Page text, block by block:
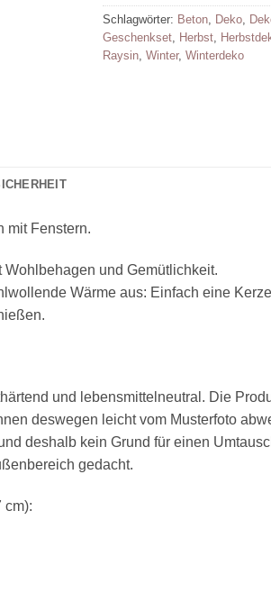
Schlagwörter: Beton, Deko,
Geschenkset, Herbst,
Raysin, Winter, Winterdeko
mit Fenstern.
und Gemütlichkeit.
Wärme aus: Einfach eine
und lebensmittelneutral. Die
deswegen leicht vom Musterfoto
deshalb kein Grund für einen
gedacht.
cm):